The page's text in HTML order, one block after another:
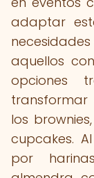
adaptar
aquellos
opciones
transformar
los
cupcakes.
por